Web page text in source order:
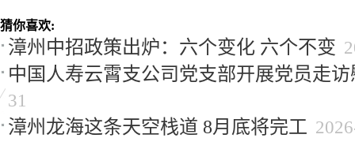
猜你喜欢:
漳州中招政策出炉：六个变化 六个不变
中国人寿云霄支公司党支部开展党员走
31
漳州龙海这条天空栈道 8月底将完工